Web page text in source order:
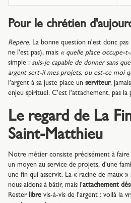
Pour le chrétien
Repère. La bonne question n'est donc pas
ne l'est pas), mais « quelle place occupe-
simple : suis-je capable de donner sans
argent sert-il mes projets, ou est-ce moi
l'argent à sa juste place un serviteur,
enjeu spirituel. C'est l'attachement, pas la
Le regard de La
Saint-Matthieu
Notre métier consiste précisément à
un moyen au service de projets, d'une
une fin qui asservit. La « racine de maux
nous aidons à bâtir, mais l'attachement
Rester libre vis-à-vis de l'argent : voilà la